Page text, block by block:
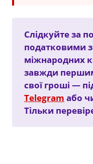
Слідкуйте за
податковими
міжнародних
завжди
свої гроші —
Telegram або
Тільки